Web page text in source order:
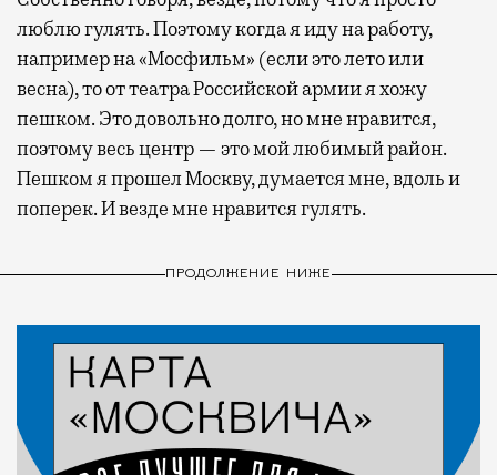
люблю гулять. Поэтому когда я иду на работу,
например на «Мосфильм» (если это лето или
весна), то от театра Российской армии я хожу
пешком. Это довольно долго, но мне нравится,
поэтому весь центр — это мой любимый район.
Пешком я прошел Москву, думается мне, вдоль и
поперек. И везде мне нравится гулять.
ПРОДОЛЖЕНИЕ НИЖЕ